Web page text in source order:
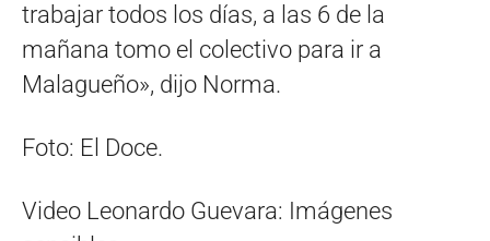
trabajar todos los días, a las 6 de la
mañana tomo el colectivo para ir a
Malagueño», dijo Norma.
Foto: El Doce.
Video Leonardo Guevara: Imágenes